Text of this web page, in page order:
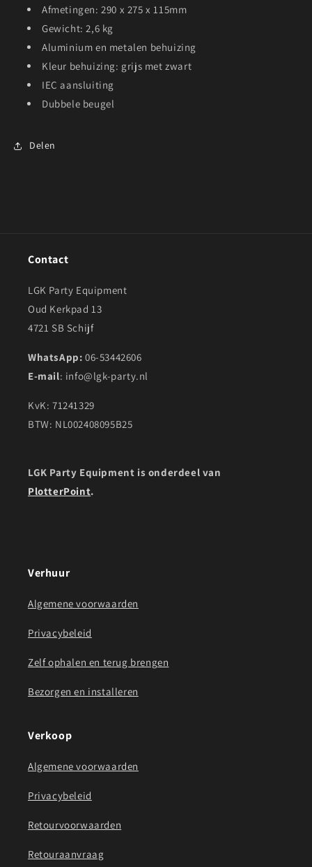
Afmetingen: 290 x 275 x 115mm
Gewicht: 2,6 kg
Aluminium en metalen behuizing
Kleur behuizing: grijs met zwart
IEC aansluiting
Dubbele beugel
Delen
Contact
LGK Party Equipment
Oud Kerkpad 13
4721 SB Schijf
WhatsApp: 06-53442606
E-mail: info@lgk-party.nl
KvK: 71241329
BTW: NL002408095B25
LGK Party Equipment is onderdeel van
PlotterPoint.
Verhuur
Algemene voorwaarden
Privacybeleid
Zelf ophalen en terug brengen
Bezorgen en installeren
Verkoop
Algemene voorwaarden
Privacybeleid
Retourvoorwaarden
Retouraanvraag